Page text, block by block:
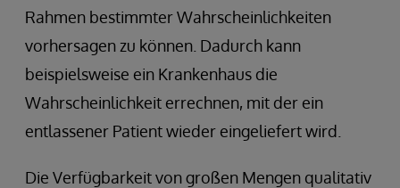
Rahmen bestimmter Wahrscheinlichkeiten
vorhersagen zu können. Dadurch kann
beispielsweise ein Krankenhaus die
Wahrscheinlichkeit errechnen, mit der ein
entlassener Patient wieder eingeliefert wird.
Die Verfügbarkeit von großen Mengen qualitativ